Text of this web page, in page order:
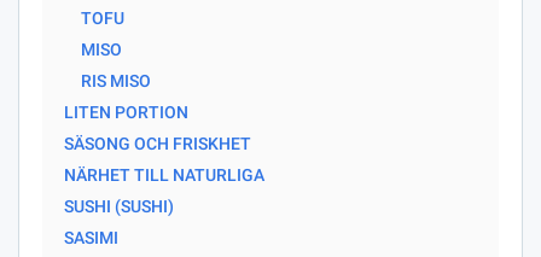
TOFU
MISO
RIS MISO
LITEN PORTION
SÄSONG OCH FRISKHET
NÄRHET TILL NATURLIGA
SUSHI (SUSHI)
SASIMI